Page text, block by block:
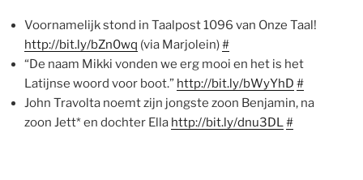
Voornamelijk stond in Taalpost 1096 van Onze Taal!
http://bit.ly/bZn0wq (via Marjolein)#
“De naam Mikki vonden we erg mooi en het is het
Latijnse woord voor boot.” http://bit.ly/bWyYhD #
John Travolta noemt zijn jongste zoon Benjamin, na
zoon Jett* en dochter Ella http://bit.ly/dnu3DL #